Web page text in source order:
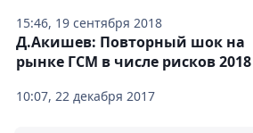
15:46, 19 сентября 2018
10:07, 22 декабря 2017
Д.Акишев: Повторный шок на
рынке ГСМ в числе рисков